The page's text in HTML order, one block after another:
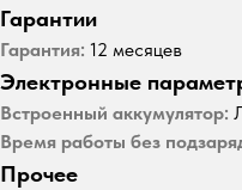
Гарантии
Гарантия: 12 месяцев
Электронные
Встроенный аккумулятор:
Время работы без
Прочее